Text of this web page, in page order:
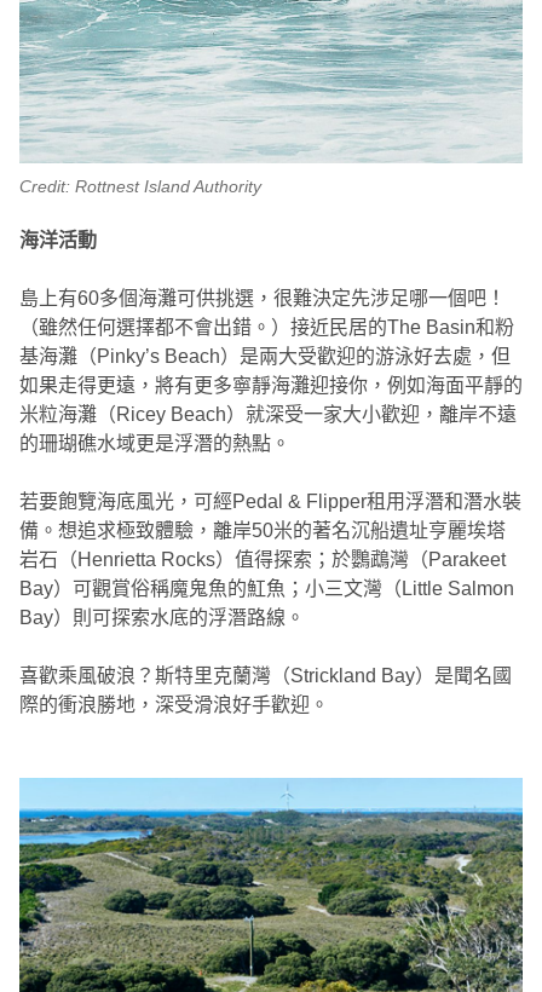
Credit: Rottnest Island Authority
海洋活動
島上有60多個海灘可供挑選，很難決定先涉足哪一個吧！
（雖然任何選擇都不會出錯。）接近民居的The Basin和粉
基海灘（Pinky’s Beach）是兩大受歡迎的游泳好去處，但
如果走得更遠，將有更多寧靜海灘迎接你，例如海面平靜的
米粒海灘（Ricey Beach）就深受一家大小歡迎，離岸不遠
的珊瑚礁水域更是浮潛的熱點。
若要飽覽海底風光，可經Pedal & Flipper租用浮潛和潛水裝
備。想追求極致體驗，離岸50米的著名沉船遺址亨麗埃塔
岩石（Henrietta Rocks）值得探索；於鸚鵡灣（Parakeet
Bay）可觀賞俗稱魔鬼魚的魟魚；小三文灣（Little Salmon
Bay）則可探索水底的浮潛路線。
喜歡乘風破浪？斯特里克蘭灣（Strickland Bay）是聞名國
際的衝浪勝地，深受滑浪好手歡迎。